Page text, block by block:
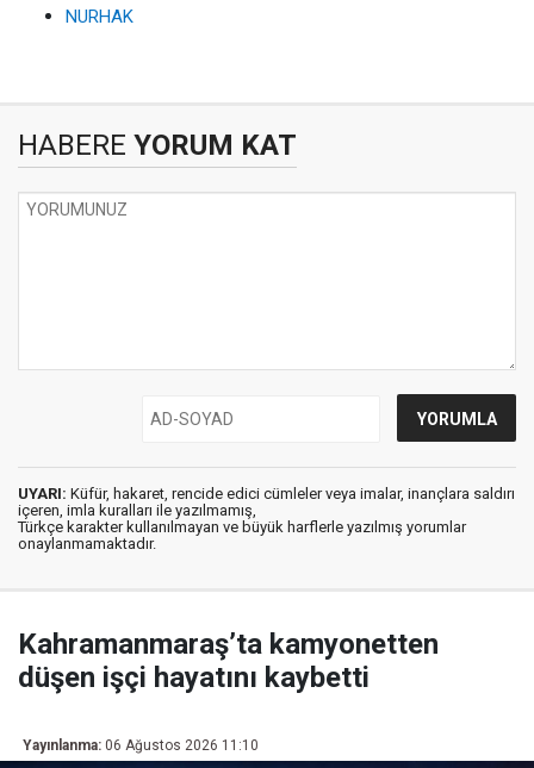
NURHAK
HABERE YORUM KAT
UYARI: Küfür, hakaret, rencide edici cümleler veya imalar, inançlara saldırı
içeren, imla kuralları ile yazılmamış,
Türkçe karakter kullanılmayan ve büyük harflerle yazılmış yorumlar
onaylanmamaktadır.
Kahramanmaraş’ta kamyonetten
düşen işçi hayatını kaybetti
Yayınlanma: 06 Ağustos 2026 11:10